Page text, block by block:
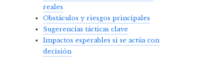
reales
Obstáculos y riesgos principales
Sugerencias tácticas clave
Impactos esperables si se actúa con
decisión